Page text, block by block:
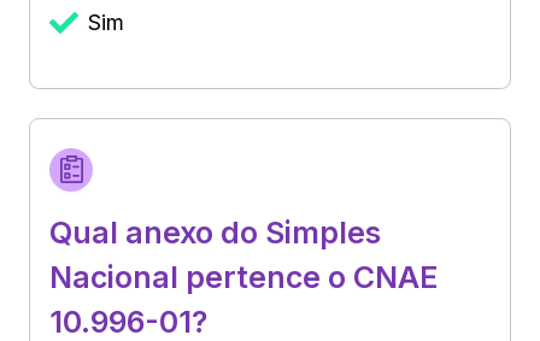
Sim
Qual anexo do Simples
Nacional pertence o CNAE
10.996-01?